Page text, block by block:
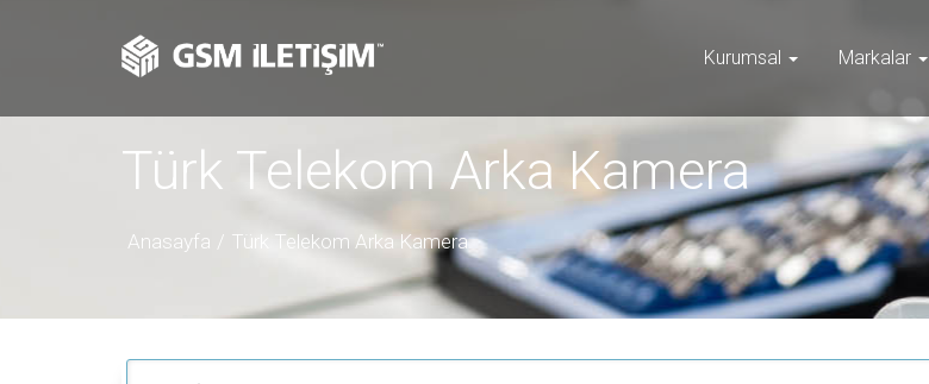
Kurumsal Markalar
Türk Telekom Arka Kamera
Anasayfa Türk Telekom Arka Kamera